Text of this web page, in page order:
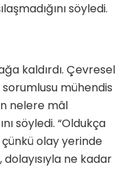
söyledi.
kaldırdı. Çevresel
mühendis
nelere mâl
söyledi. “Oldukça
olay yerinde
ne kadar